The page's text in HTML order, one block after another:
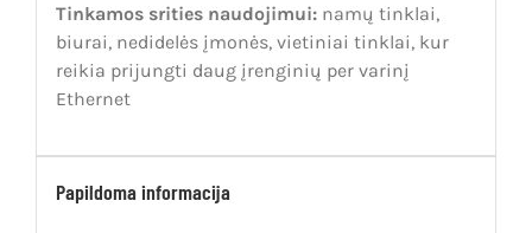
Tinkamos srities naudojimui:namų tinklai,
biurai, nedidelės įmonės, vietiniai tinklai, kur
reikia prijungti daug įrenginių per varinį
Ethernet
Papildoma informacija